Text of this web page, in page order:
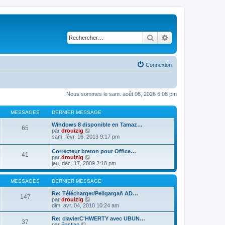
Rechercher
Connexion
Nous sommes le sam. août 08, 2026 6:08 pm
MESSAGES DERNIER MESSAGE
65
Windows 8 disponible en Tamaz…
par drouizig
o
u
l
t
e
r
l
d
e
r
n
i
sam. févr. 16, 2013 9:17 pm
41
Correcteur breton pour Office…
par drouizig
o
n
s
u
l
t
r
l
e
jeu. déc. 17, 2009 2:18 pm
MESSAGES DERNIER MESSAGE
147
Re: Télécharger/Pellgargañ AD…
par drouizig
o
n
s
dim. avr. 04, 2010 10:24 am
37
Re: clavierC'HWERTY avec UBUN…